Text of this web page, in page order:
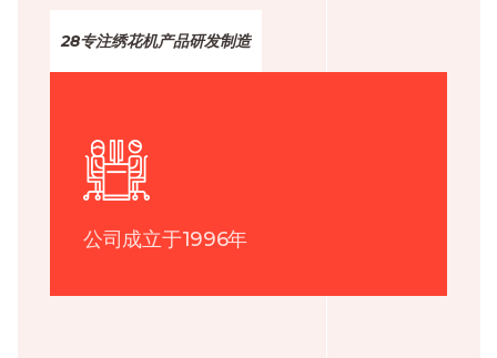
公司成立于1996年
28专注绣花机产品研发制造